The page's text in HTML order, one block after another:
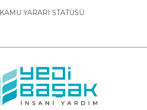
KAMU YARARI STATÜSÜ